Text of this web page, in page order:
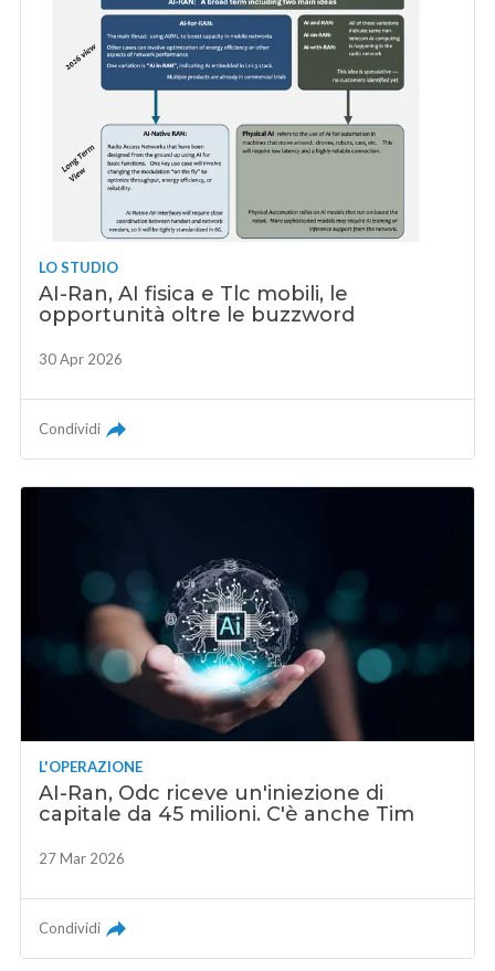
LO STUDIO
AI-Ran, AI fisica e Tlc mobili, le
opportunità oltre le buzzword
30 Apr 2026
Condividi
L'OPERAZIONE
AI-Ran, Odc riceve un'iniezione di
capitale da 45 milioni. C'è anche Tim
27 Mar 2026
Condividi